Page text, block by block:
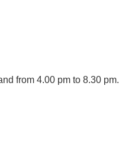
from 4.00 pm to 8.30 pm.